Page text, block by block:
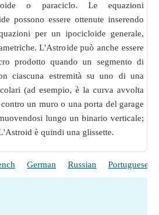
o paraciclo. Le equazioni
possono essere ottenute inserendo
per un ipocicloide generale,
L'Astroide può anche essere
prodotto quando un segmento di
ciascuna estremità su uno di una
(ad esempio, è la curva avvolta
un muro o una porta del garage
lungo un binario verticale;
è quindi una glissette.
German Russian Portuguese